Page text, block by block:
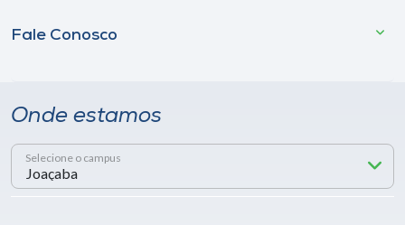
Fale Conosco
Onde estamos
Selecione o campus